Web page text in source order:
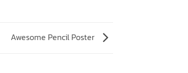
Awesome Pencil Poster